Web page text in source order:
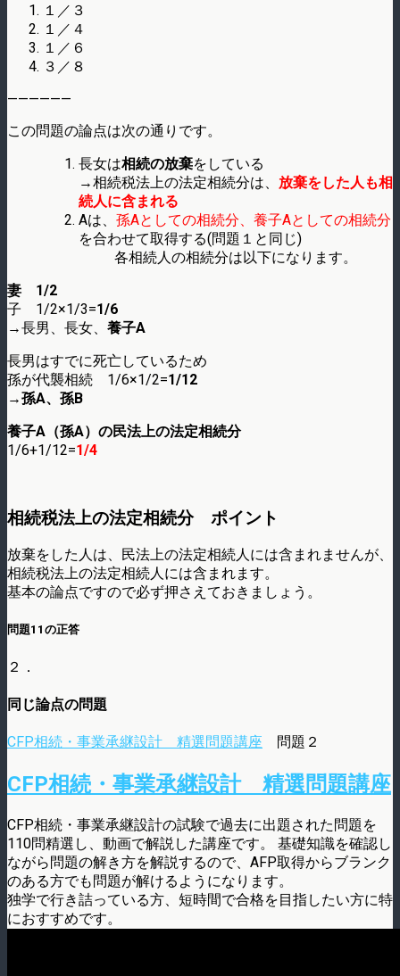
１／３
１／４
１／６
３／８
——————
この問題の論点は次の通りです。
長女は相続の放棄をしている
→相続税法上の法定相続分は、 放棄をした人も相
続人に含まれる
Aは、 孫Aとしての相続分、養子Aとしての相続分
を合わせて取得する(問題１と同じ)
各相続人の相続分は以下になります。
妻 1/2
子 1/2×1/3=1/6
→長男、長女、 養子A
長男はすでに死亡しているため
孫が代襲相続 1/6×1/2=1/12
→孫A、孫B
養子A（孫A）の民法上の法定相続分
1/6+1/12=1/4
相続税法上の法定相続分 ポイント
放棄をした人は、民法上の法定相続人には含まれませんが、
相続税法上の法定相続人には含まれます。
基本の論点ですので必ず押さえておきましょう。
問題11の正答
２．
同じ論点の問題
CFP相続・事業承継設計 精選問題講座 問題２
CFP相続・事業承継設計 精選問題講座
CFP相続・事業承継設計の試験で過去に出題された問題を
110問精選し、動画で解説した講座です。 基礎知識を確認し
ながら問題の解き方を解説するので、AFP取得からブランク
のある方でも問題が解けるようになります。
独学で行き詰っている方、短時間で合格を目指したい方に特
におすすめです。